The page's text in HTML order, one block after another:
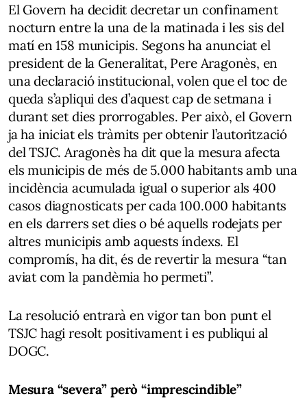
El Govern ha decidit decretar un confinament
nocturn entre la una de la matinada i les sis del
matí en 158 municipis. Segons ha anunciat el
president de la Generalitat, Pere Aragonès, en
una declaració institucional, volen que el toc de
queda s’apliqui des d’aquest cap de setmana i
durant set dies prorrogables. Per això, el Govern
ja ha iniciat els tràmits per obtenir l’autorització
del TSJC. Aragonès ha dit que la mesura afecta
els municipis de més de 5.000 habitants amb una
incidència acumulada igual o superior als 400
casos diagnosticats per cada 100.000 habitants
en els darrers set dies o bé aquells rodejats per
altres municipis amb aquests índexs. El
compromís, ha dit, és de revertir la mesura “tan
aviat com la pandèmia ho permeti”.
La resolució entrarà en vigor tan bon punt el
TSJC hagi resolt positivament i es publiqui al
DOGC.
Mesura “severa” però “imprescindible”